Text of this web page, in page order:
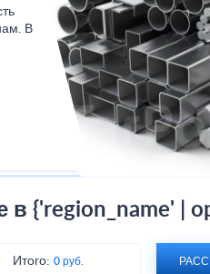
В
{'region_name' |
Итого:0 руб.